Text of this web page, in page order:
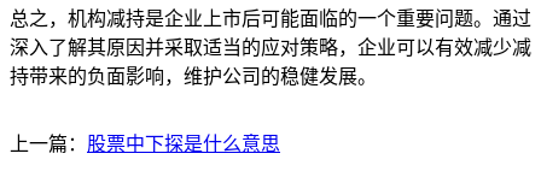
总之，机构减持是企业上市后可能面临的一个重要问题。通过
深入了解其原因并采取适当的应对策略，企业可以有效减少减
持带来的负面影响，维护公司的稳健发展。
上一篇： 股票中下探是什么意思